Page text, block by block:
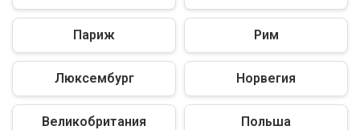
Париж Рим
Люксембург Норвегия
Великобритания Польша